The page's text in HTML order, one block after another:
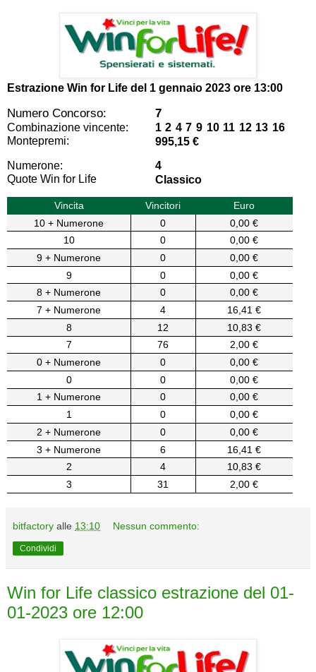
Estrazione Win for Life del 1 gennaio 2023 ore 13:00
Numero Concorso: 7
Combinazione vincente:
1 2 4 7 9 10 11 12 13 16
Montepremi:
995,15 €
Numerone:
4
Quote Win for Life
Classico
Vincita Vincitori
Euro
10 + Numerone
0
0,00 €
10
0
0,00 €
9 + Numerone
0
0,00 €
9
0
0,00 €
8 + Numerone
0
0,00 €
7 + Numerone
4
16,41 €
8
12
10,83 €
7
76
2,00 €
0 + Numerone
0
0,00 €
0
0
0,00 €
1 + Numerone
0
0,00 €
1
0
0,00 €
2 + Numerone
0
0,00 €
3 + Numerone
6
16,41 €
2
4
10,83 €
3
31 2,00 €
bitfactory alle 13:10 Nessun commento:
Condividi
Win for Life classico estrazione del 01-
01-2023 ore 12:00